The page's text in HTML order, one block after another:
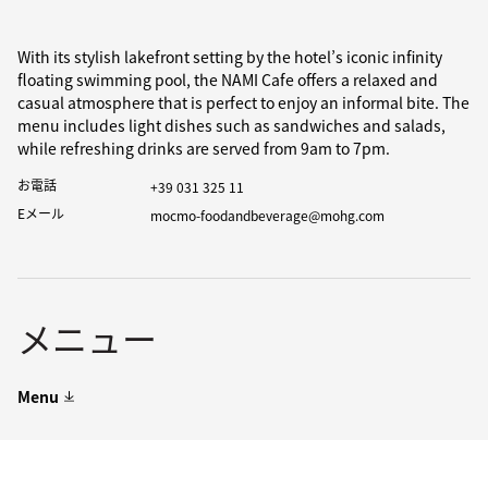
With its stylish lakefront setting by the hotel’s iconic infinity
floating swimming pool, the NAMI Cafe offers a relaxed and
casual atmosphere that is perfect to enjoy an informal bite. The
menu includes light dishes such as sandwiches and salads,
while refreshing drinks are served from 9am to 7pm.
お電話
+39 031 325 11
Eメール
mocmo-foodandbeverage@mohg.com
メニュー
Menu